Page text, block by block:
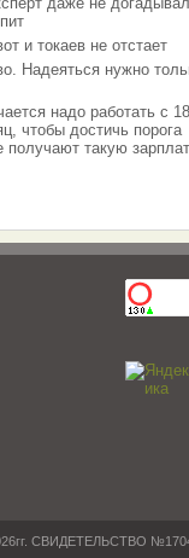
и токаев не отстает
Надеяться нужно
надо работать с
чтобы достичь порога
получают такую
СВИДЕТЕЛЬСТВО